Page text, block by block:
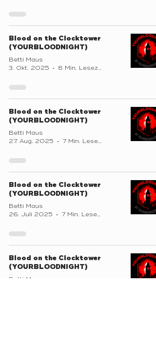
Blood on the Clocktower
(YOURBLOODNIGHT)
Betti Maus
3. Okt. 2025
8 Min. Lesezeit
Blood on the Clocktower
(YOURBLOODNIGHT)
Betti Maus
27. Aug. 2025
7 Min. Lesezeit
Blood on the Clocktower
(YOURBLOODNIGHT)
Betti Maus
26. Juli 2025
7 Min. Lesezeit
Blood on the Clocktower
(YOURBLOODNIGHT)
Betti Maus